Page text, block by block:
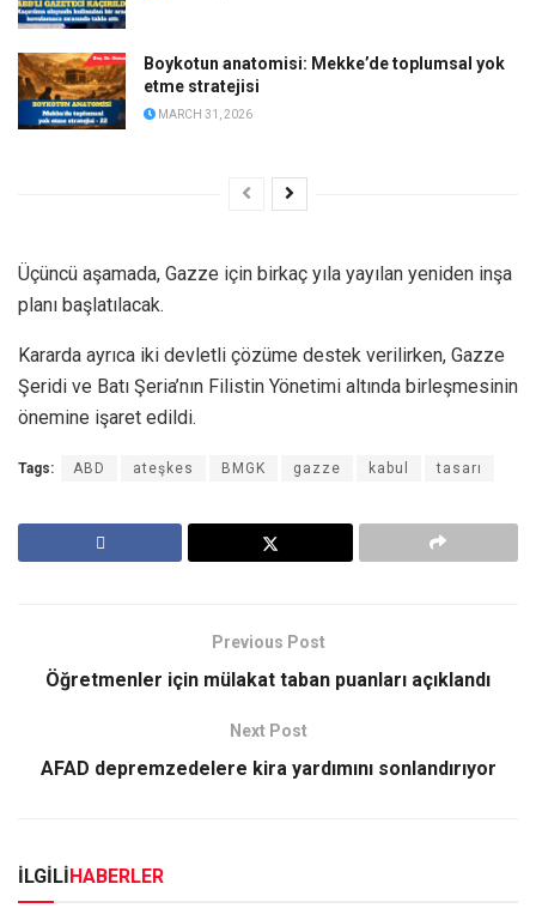
Boykotun anatomisi: Mekke’de toplumsal yok
etme stratejisi
MARCH 31, 2026
Üçüncü aşamada, Gazze için birkaç yıla yayılan yeniden inşa
planı başlatılacak.
Kararda ayrıca iki devletli çözüme destek verilirken, Gazze
Şeridi ve Batı Şeria’nın Filistin Yönetimi altında birleşmesinin
önemine işaret edildi.
Tags: ABD ateşkes BMGK gazze kabul tasarı
Previous Post
Öğretmenler için mülakat taban puanları açıklandı
Next Post
AFAD depremzedelere kira yardımını sonlandırıyor
İLGİLİHABERLER